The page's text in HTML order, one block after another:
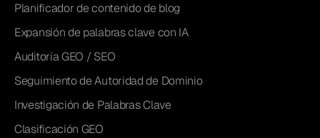
Planificador de contenido de blog
Expansión de palabras clave con IA
Auditoría GEO / SEO
Seguimiento de Autoridad de Dominio
Investigación de Palabras Clave
Clasificación GEO